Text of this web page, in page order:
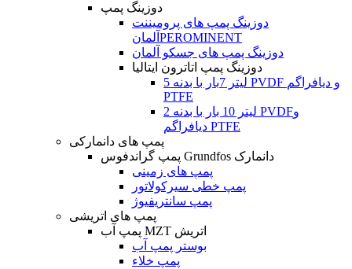
دوزینگ پمپ
دوزینگ پمپ های پرومیننت
آلمانPEROMINENT
دوزینگ پمپ های جسکو آلمان
دوزینگ پمپ اتاترون ایتالیا
5 لیتر 7بار با بدنه PVDF و دیافراگم
PTFE
2 لیتر 10 بار با بدنه PVDFو
دیافراگم PTFE
پمپ های دانمارکی
پمپ گراندفوس Grundfos دانمارک
پمپ های زمینی
پمپ خطی سیرکولاتور
پمپ سانتریفیوژ
پمپ های اتریشی
پمپ آب MZT اتریش
بوستر پمپ آب
پمپ خلاء